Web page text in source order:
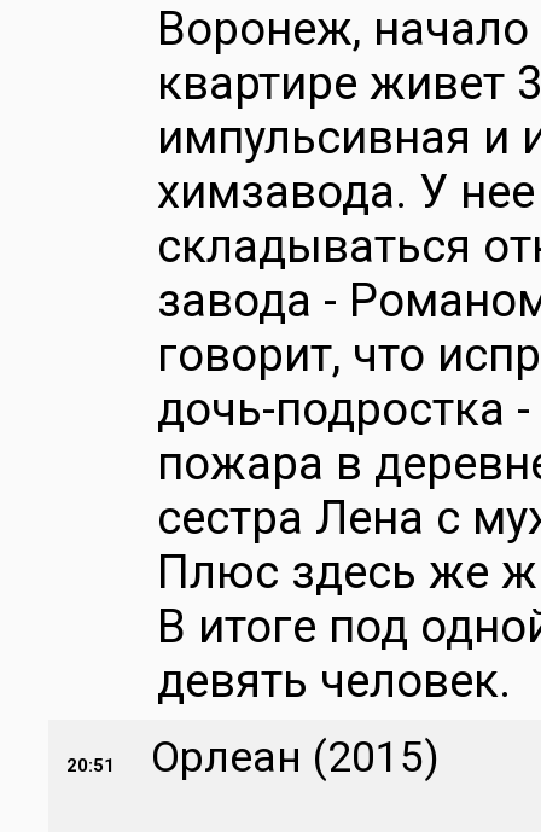
Воронеж,
квартире живет
импульсивная и
химзавода. У
складываться
завода -
говорит, что
дочь-подростка
пожара в
сестра Лена с
Плюс здесь же
В итоге под
девять человек.
20:51
Орлеан (2015)